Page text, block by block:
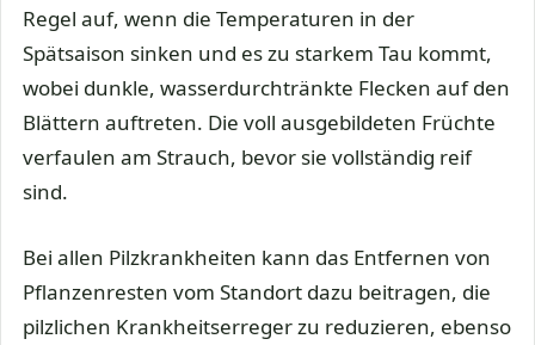
Regel auf, wenn die Temperaturen in der
Spätsaison sinken und es zu starkem Tau kommt,
wobei dunkle, wasserdurchtränkte Flecken auf den
Blättern auftreten. Die voll ausgebildeten Früchte
verfaulen am Strauch, bevor sie vollständig reif
sind.
Bei allen Pilzkrankheiten kann das Entfernen von
Pflanzenresten vom Standort dazu beitragen, die
pilzlichen Krankheitserreger zu reduzieren, ebenso